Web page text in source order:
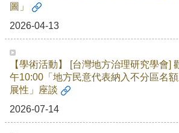
所
成
員
學
生
事
務
圖」
2026-04-13
【學術活動】 [台灣地方治理研究學會]
午10:00「地方民意代表納入不分區名
展性」座談
2026-07-14